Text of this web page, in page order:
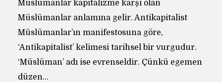
Müslümanlar kapitalizme karşı olan
Müslümanlar anlamına gelir. Antikapitalist
Müslümanlar’ın manifestosuna göre,
‘Antikapitalist’ kelimesi tarihsel bir vurgudur.
‘Müslüman’ adı ise evrenseldir. Çünkü egemen
düzen...